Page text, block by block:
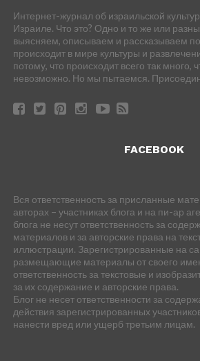
Интернет-журнал об израильской
Израиле. Что это? Одно и то же или
выясняем, описываем и рассказываем
происходит в мире культуры и
потому, что происходит всего так много,
невозможно. Но мы пытаемся.
FACEBOOK
Вся ответственность за присланные
авторах – участниках блога и на пи-ар
блога не несут ответственность за
материалов и за авторские права на
иллюстрации. Зарегистрированные на
размещающие материалы от своего
ответственность за текстовые и
за их содержание и авторские права.
Блог не несет ответственности за
действия зарегистрированных
нанести вред или ущерб третьим лицам.